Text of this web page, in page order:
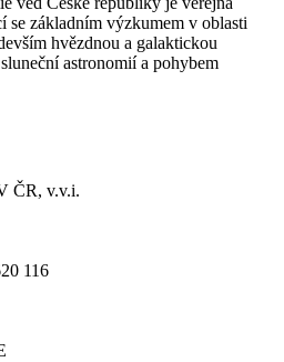
se základním výzkumem v oblasti
hvězdnou a galaktickou
astronomií a pohybem
ČR, v.v.i.
116